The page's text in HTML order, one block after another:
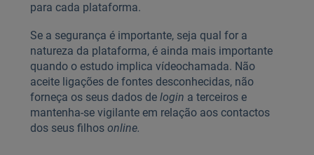
para cada plataforma.
Se a segurança é importante, seja qual for a
natureza da plataforma, é ainda mais importante
quando o estudo implica vídeochamada. Não
aceite ligações de fontes desconhecidas, não
forneça os seus dados de login a terceiros e
mantenha-se vigilante em relação aos contactos
dos seus filhos online.